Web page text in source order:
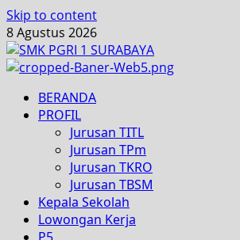
Skip to content
8 Agustus 2026
BERANDA
PROFIL
Jurusan TITL
Jurusan TPm
Jurusan TKRO
Jurusan TBSM
Kepala Sekolah
Lowongan Kerja